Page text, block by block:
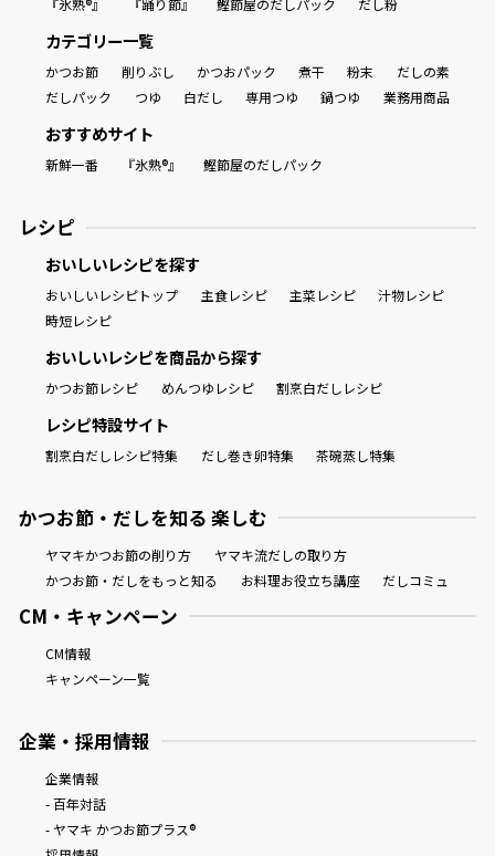
『氷熟®』
『踊り節』 鰹節屋のだしパック だし粉
カテゴリー一覧
かつお節 削りぶし かつおパック 煮干 粉末
だしの素
だしパック
つゆ 白だし 専用つゆ 鍋つゆ 業務用商品
おすすめサイト
新鮮一番 『氷熟®』 鰹節屋のだしパック
レシピ
おいしいレシピを探す
おいしいレシピトップ 主食レシピ 主菜レシピ
汁物レシピ
時短レシピ
おいしいレシピを商品から探す
かつお節レシピ めんつゆレシピ 割烹白だしレシピ
レシピ特設サイト
割烹白だしレシピ特集 だし巻き卵特集 茶碗蒸し特集
かつお節・だしを知る 楽しむ
ヤマキかつお節の削り方
ヤマキ流だしの取り方
かつお節・だしをもっと知る
お料理お役立ち講座 だしコミュ
CM・キャンペーン
CM情報
キャンペーン一覧
企業・採用情報
企業情報
- 百年対話
- ヤマキ かつお節プラス®